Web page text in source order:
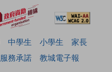
中學生 小學生
家長
服務承諾 教城電子報